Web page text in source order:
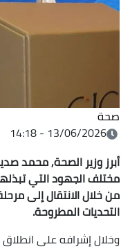
صحة
13/06/2026 - 14:18
أبرز وزير الصحة, محمد
مختلف الجهود التي
من خلال الانتقال إلى
التحديات المطروحة.
وخلال إشرافه على